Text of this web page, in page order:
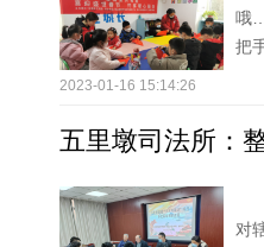
哦
把
2023-01-16 15:14:26
五里墩司法所：
对